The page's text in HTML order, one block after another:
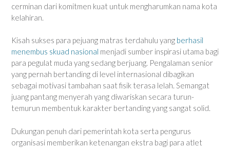
cerminan dari komitmen kuat untuk mengharumkan nama kota
kelahiran.
Kisah sukses para pejuang matras terdahulu yang berhasil
menembus skuad nasional menjadi sumber inspirasi utama bagi
para pegulat muda yang sedang berjuang. Pengalaman senior
yang pernah bertanding di level internasional dibagikan
sebagai motivasi tambahan saat fisik terasa lelah. Semangat
juang pantang menyerah yang diwariskan secara turun-
temurun membentuk karakter bertanding yang sangat solid.
Dukungan penuh dari pemerintah kota serta pengurus
organisasi memberikan ketenangan ekstra bagi para atlet